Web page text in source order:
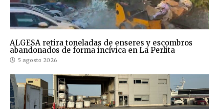
ALGESA retira toneladas de enseres y escombros
abandonados de forma incívica en La Perlita
5 agosto 2026